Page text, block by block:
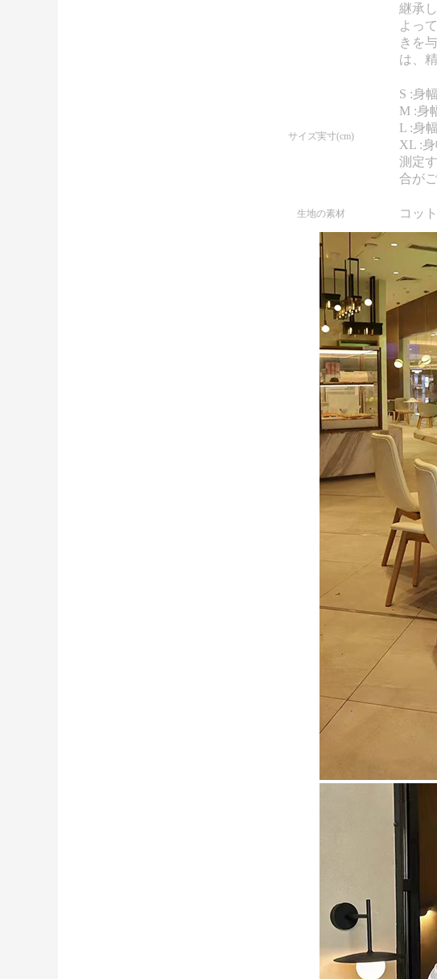
継承
よっ
きを
は、
サイズ実寸(cm)
S :身
M :身
L :身
XL :
測定
合が
生地の素材 コッ